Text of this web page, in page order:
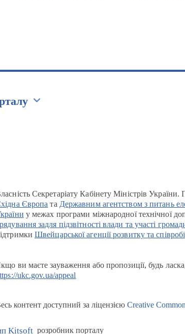
Секретаріату Кабінету Міністрів України.
Європа та Державним агентством з питань
у межах програми міжнародної технічної
задля підзвітності влади та участі
Швейцарської агенції розвитку та
ви маєте зауваження або пропозиції, будь
ukc.gov.ua/appeal
контент доступний за ліцензією Creative
розробник порталу